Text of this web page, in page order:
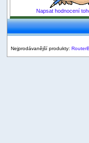
Napsat hodnocení
Nejprodávanější produkty: